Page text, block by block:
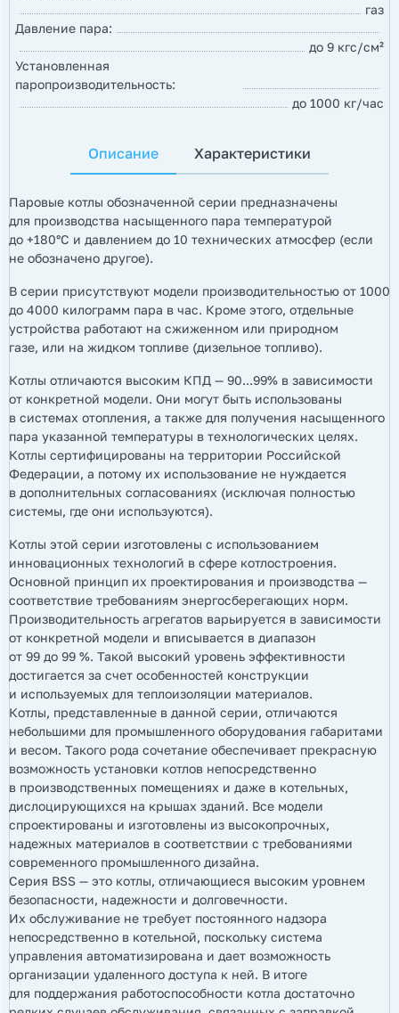
газ
Давление пара:
до 9 кгс/см²
Установленная
паропроизводительность:
до 1000 кг/час
Описание Характеристики
Паровые котлы обозначенной серии предназначены
для производства насыщенного пара температурой
до +180°С и давлением до 10 технических атмосфер (если
не обозначено другое).
В серии присутствуют модели производительностью от 1000
до 4000 килограмм пара в час. Кроме этого, отдельные
устройства работают на сжиженном или природном
газе, или на жидком топливе (дизельное топливо).
Котлы отличаются высоким КПД — 90...99% в зависимости
от конкретной модели. Они могут быть использованы
в системах отопления, а также для получения насыщенного
пара указанной температуры в технологических целях.
Котлы сертифицированы на территории Российской
Федерации, а потому их использование не нуждается
в дополнительных согласованиях (исключая полностью
системы, где они используются).
Котлы этой серии изготовлены с использованием
инновационных технологий в сфере котлостроения.
Основной принцип их проектирования и производства —
соответствие требованиям энергосберегающих норм.
Производительность агрегатов варьируется в зависимости
от конкретной модели и вписывается в диапазон
от 99 до 99 %. Такой высокий уровень эффективности
достигается за счет особенностей конструкции
и используемых для теплоизоляции материалов.
Котлы, представленные в данной серии, отличаются
небольшими для промышленного оборудования габаритами
и весом. Такого рода сочетание обеспечивает прекрасную
возможность установки котлов непосредственно
в производственных помещениях и даже в котельных,
дислоцирующихся на крышах зданий. Все модели
спроектированы и изготовлены из высокопрочных,
надежных материалов в соответствии с требованиями
современного промышленного дизайна.
Серия BSS — это котлы, отличающиеся высоким уровнем
безопасности, надежности и долговечности.
Их обслуживание не требует постоянного надзора
непосредственно в котельной, поскольку система
управления автоматизирована и дает возможность
организации удаленного доступа к ней. В итоге
для поддержания работоспособности котла достаточно